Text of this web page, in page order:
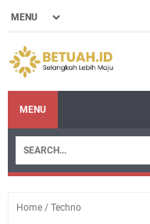
MENU
Home / Techno